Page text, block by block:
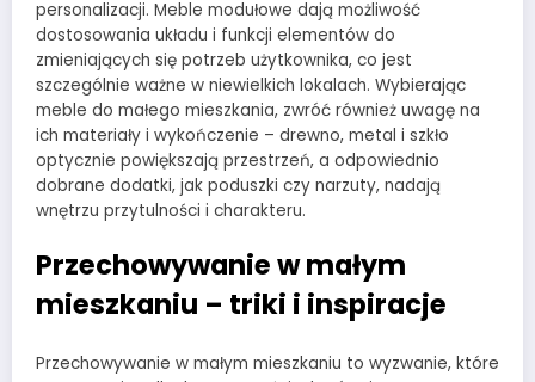
personalizacji. Meble modułowe dają możliwość
dostosowania układu i funkcji elementów do
zmieniających się potrzeb użytkownika, co jest
szczególnie ważne w niewielkich lokalach. Wybierając
meble do małego mieszkania, zwróć również uwagę na
ich materiały i wykończenie – drewno, metal i szkło
optycznie powiększają przestrzeń, a odpowiednio
dobrane dodatki, jak poduszki czy narzuty, nadają
wnętrzu przytulności i charakteru.
Przechowywanie w małym
mieszkaniu – triki i inspiracje
Przechowywanie w małym mieszkaniu to wyzwanie, które